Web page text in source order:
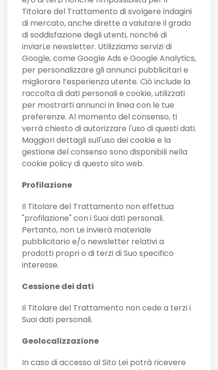
Titolare del Trattamento di svolgere indagini
di mercato, anche dirette a valutare il grado
di soddisfazione degli utenti, nonché di
inviarLe newsletter. Utilizziamo servizi di
Google, come Google Ads e Google Analytics,
per personalizzare gli annunci pubblicitari e
migliorare l’esperienza utente. Ciò include la
raccolta di dati personali e cookie, utilizzati
per mostrarti annunci in linea con le tue
preferenze. Al momento del consenso, ti
verrà chiesto di autorizzare l'uso di questi dati.
Maggiori dettagli sull'uso dei cookie e la
gestione del consenso sono disponibili nella
cookie policy di questo sito web.
Profilazione
Il Titolare del Trattamento non effettua
"profilazione" con i Suoi dati personali.
Pertanto, non Le invierà materiale
pubblicitario e/o newsletter relativi a
prodotti propri o di terzi di Suo specifico
interesse.
Cessione dei dati
Il Titolare del Trattamento non cede a terzi i
Suoi dati personali.
Geolocalizzazione
In caso di accesso al Sito Lei potrà ricevere